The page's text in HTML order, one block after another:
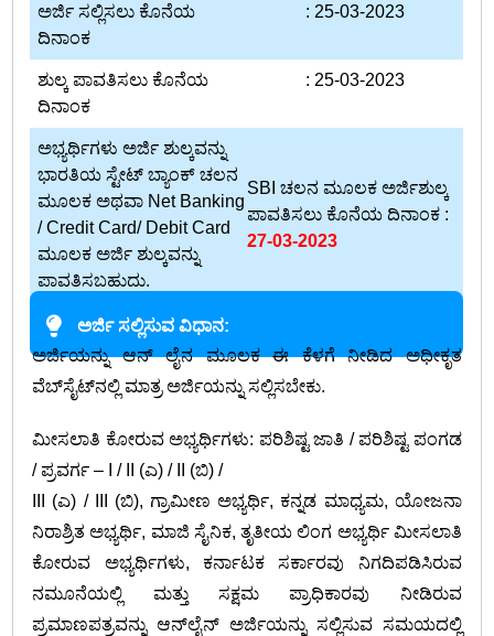
ಅರ್ಜಿ ಸಲ್ಲಿಸಲು ಕೊನೆಯ
ದಿನಾಂಕ
: 25-03-2023
ಶುಲ್ಕ ಪಾವತಿಸಲು ಕೊನೆಯ
ದಿನಾಂಕ
: 25-03-2023
ಅಭ್ಯರ್ಥಿಗಳು ಅರ್ಜಿ ಶುಲ್ಕವನ್ನು
ಭಾರತಿಯ ಸ್ಟೇಟ್‌ ಬ್ಯಾಂಕ್‌ ಚಲನ
ಮೂಲಕ ಅಥವಾ Net Banking
/ Credit Card/ Debit Card
ಮೂಲಕ ಅರ್ಜಿ ಶುಲ್ಕವನ್ನು
ಪಾವತಿಸಬಹುದು.
SBI ಚಲನ ಮೂಲಕ ಅರ್ಜಿಶುಲ್ಕ
ಪಾವತಿಸಲು ಕೊನೆಯ ದಿನಾಂಕ :
27-03-2023
ಅರ್ಜಿ ಸಲ್ಲಿಸುವ ವಿಧಾನ:
ಅರ್ಜಿಯನ್ನು ಆನ್‌ ಲೈನ ಮೂಲಕ ಈ ಕೆಳಗೆ ನೀಡಿದ ಅಧೀಕೃತ
ವೆಬ್‌ಸೈಟ್‌ನಲ್ಲಿ ಮಾತ್ರ ಅರ್ಜಿಯನ್ನು ಸಲ್ಲಿಸಬೇಕು.
ಮೀಸಲಾತಿ ಕೋರುವ ಅಭ್ಯರ್ಥಿಗಳು: ಪರಿಶಿಷ್ಟ ಜಾತಿ / ಪರಿಶಿಷ್ಟ ಪಂಗಡ
/ ಪ್ರವರ್ಗ – I / II (ಎ) / II (ಬಿ) /
III (ಎ) / III (ಬಿ), ಗ್ರಾಮೀಣ ಅಭ್ಯರ್ಥಿ, ಕನ್ನಡ ಮಾಧ್ಯಮ, ಯೋಜನಾ
ನಿರಾಶ್ರಿತ ಅಭ್ಯರ್ಥಿ, ಮಾಜಿ ಸೈನಿಕ, ತೃತೀಯ ಲಿಂಗ ಅಭ್ಯರ್ಥಿ ಮೀಸಲಾತಿ
ಕೋರುವ ಅಭ್ಯರ್ಥಿಗಳು, ಕರ್ನಾಟಕ ಸರ್ಕಾರವು ನಿಗದಿಪಡಿಸಿರುವ
ನಮೂನೆಯಲ್ಲಿ ಮತ್ತು ಸಕ್ಷಮ ಪ್ರಾಧಿಕಾರವು ನೀಡಿರುವ
ಪ್ರಮಾಣಪತ್ರವನ್ನು ಆನ್‌ಲೈನ್ ಅರ್ಜಿಯನ್ನು ಸಲ್ಲಿಸುವ ಸಮಯದಲ್ಲಿ